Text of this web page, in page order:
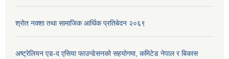
श्रोत नक्शा तथा सामाजिक आर्थिक प्रतिबेदन २०६९
अष्ट्रेलियन एड-द एसिया फाउन्डेसनको सहयोगमा, कमिटेड नेपाल र बिकास